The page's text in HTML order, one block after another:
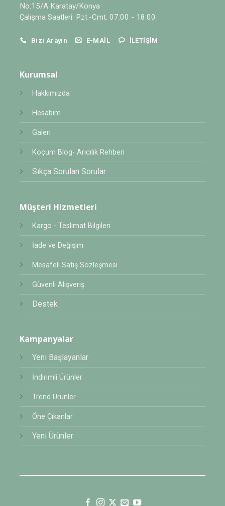
No:15/A Karatay/Konya
Çalışma Saatleri: Pzt.-Cmt. 07:00 - 18:00
Bizi Arayın E-MAIL İLETIŞIM
Kurumsal
Hakkımızda
Hesabım
Galeri
Koçum Blog- Arıcılık Rehberi
Sıkça Sorulan Sorular
Müşteri Hizmetleri
Kargo - Teslimat Bilgileri
İade ve Değişim
Mesafeli Satış Sözleşmesi
Güvenli Alışveriş
Destek
Kampanyalar
Yeni Başlayanlar
İndirimli Ürünler
Trend Ürünler
Öne Çıkanlar
Yeni Ürünler